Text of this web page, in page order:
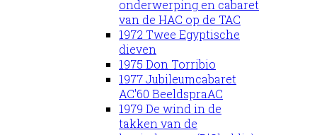
onderwerping en cabaret
van de HAC op de TAC
1972 Twee Egyptische
dieven
1975 Don Torribio
1977 Jubileumcabaret
AC'60 BeeldspraAC
1979 De wind in de
takken van de